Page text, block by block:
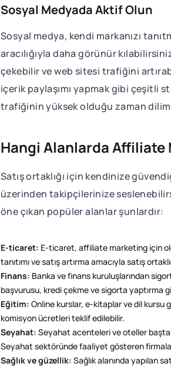
Sosyal Medyada Aktif Olun
Sosyal medya, kendi markanızı
aracılığıyla daha görünür
çekebilir ve web sitesi trafiğini
içerik paylaşımı yapmak gibi çeşitli
trafiğinin yüksek olduğu zaman
Hangi Alanlarda Affiliate
Satış ortaklığı için kendinize
üzerinden takipçilerinize
öne çıkan popüler alanlar şunlardır:
E-ticaret: E-ticaret, affiliate marketing için
tanıtımı ve satış artırma amacıyla satış
Finans: Banka ve finans kuruluşlarından
başvurusu, kredi çekme ve sigorta yaptırma
Eğitim: Online kurslar, e-kitaplar ve dil
komisyon ücretleri teklif edilebilir.
Seyahat: Seyahat acenteleri ve oteller başta
Seyahat sektöründe faaliyet gösteren
Sağlık ve güzellik: Sağlık alanında yapılan